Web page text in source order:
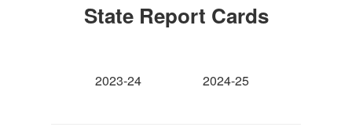
State Report Cards
2023-24 2024-25